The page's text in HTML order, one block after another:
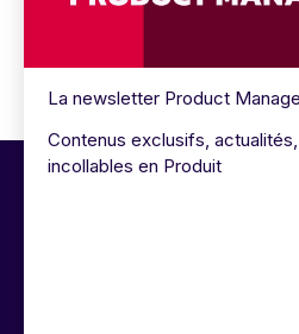
La newsletter Product
Contenus exclusifs,
incollables en Produit